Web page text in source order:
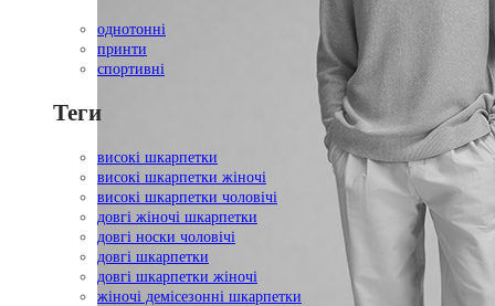
однотонні
принти
спортивні
Теги
високі шкарпетки
високі шкарпетки жіночі
високі шкарпетки чоловічі
довгі жіночі шкарпетки
довгі носки чоловічі
довгі шкарпетки
довгі шкарпетки жіночі
жіночі демісезонні шкарпетки